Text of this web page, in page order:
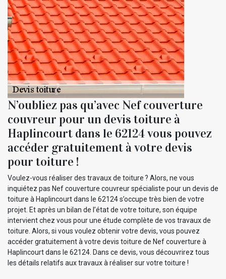
N’oubliez pas qu’avec Nef couverture
couvreur pour un devis toiture à
Haplincourt dans le 62124 vous pouvez
accéder gratuitement à votre devis
pour toiture !
Voulez-vous réaliser des travaux de toiture ? Alors, ne vous
inquiétez pas Nef couverture couvreur spécialiste pour un devis de
toiture à Haplincourt dans le 62124 s’occupe très bien de votre
projet. Et après un bilan de l’état de votre toiture, son équipe
intervient chez vous pour une étude complète de vos travaux de
toiture. Alors, si vous voulez obtenir votre devis, vous pouvez
accéder gratuitement à votre devis toiture de Nef couverture à
Haplincourt dans le 62124. Dans ce devis, vous découvrirez tous
les détails relatifs aux travaux à réaliser sur votre toiture !